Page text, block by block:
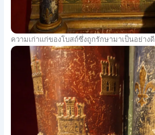
ความเก่าแก่ของโบสถ์ซึ่งถูกรักษามาเป็นอย่างดี